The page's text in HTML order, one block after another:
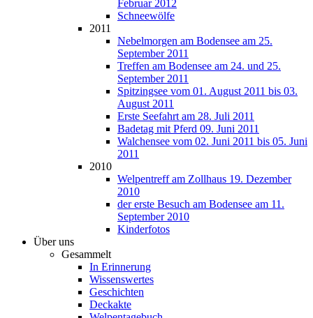
Februar 2012
Schneewölfe
2011
Nebelmorgen am Bodensee am 25.
September 2011
Treffen am Bodensee am 24. und 25.
September 2011
Spitzingsee vom 01. August 2011 bis 03.
August 2011
Erste Seefahrt am 28. Juli 2011
Badetag mit Pferd 09. Juni 2011
Walchensee vom 02. Juni 2011 bis 05. Juni
2011
2010
Welpentreff am Zollhaus 19. Dezember
2010
der erste Besuch am Bodensee am 11.
September 2010
Kinderfotos
Über uns
Gesammelt
In Erinnerung
Wissenswertes
Geschichten
Deckakte